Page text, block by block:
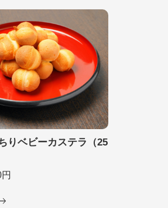
りベビーカステラ（25